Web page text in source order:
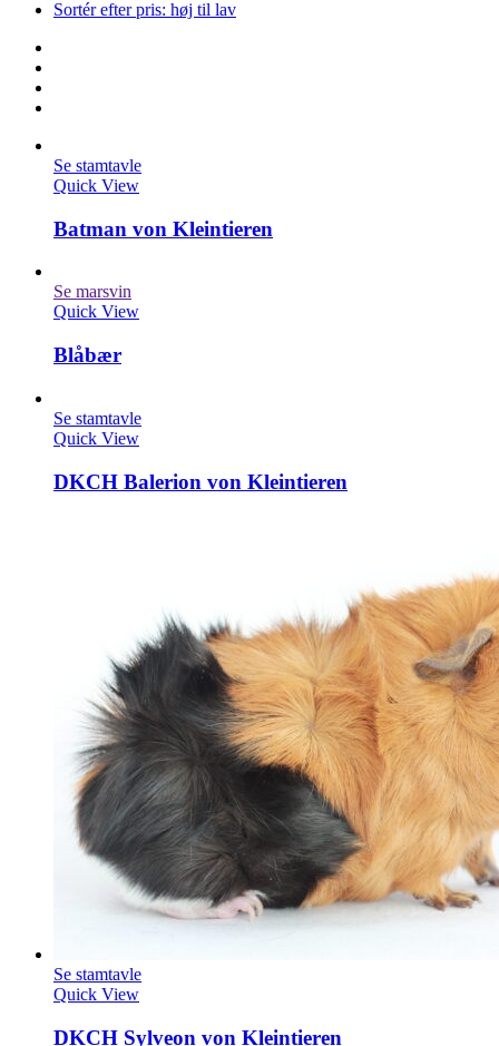
Sortér efter pris: høj til lav
Se stamtavle
Quick View
Batman von Kleintieren
Se marsvin
Quick View
Blåbær
Se stamtavle
Quick View
DKCH Balerion von Kleintieren
Se stamtavle
Quick View
DKCH Sylveon von Kleintieren